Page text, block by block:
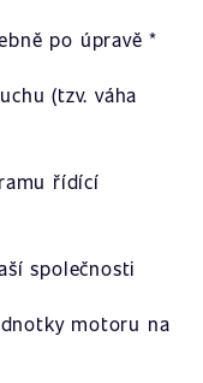
po úpravě *
(tzv. váha
řídící
společnosti
motoru na